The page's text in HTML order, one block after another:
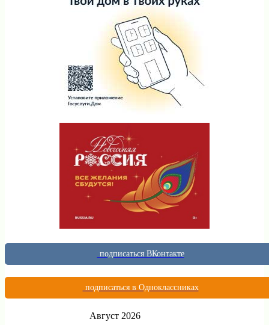
подписаться ВКонтакте
подписаться в Одноклассниках
Август 2026